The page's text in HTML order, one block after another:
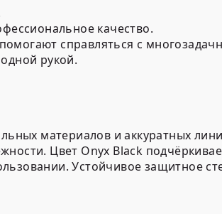
качество.
справляться с
рукой.
материалов и аккуратных
Цвет Onyx Black
Устойчивое защитное